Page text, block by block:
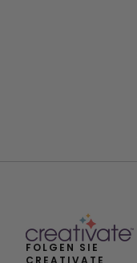
FOLGEN SIE
CREATIVATE